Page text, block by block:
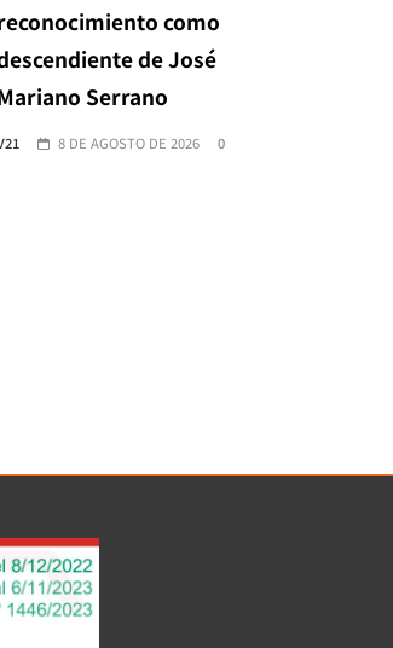
como
de José
Serrano
8 DE AGOSTO DE 2026 0